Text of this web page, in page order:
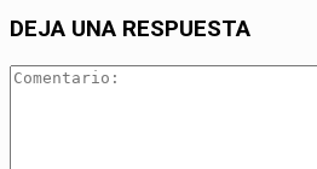
DEJA UNA RESPUESTA